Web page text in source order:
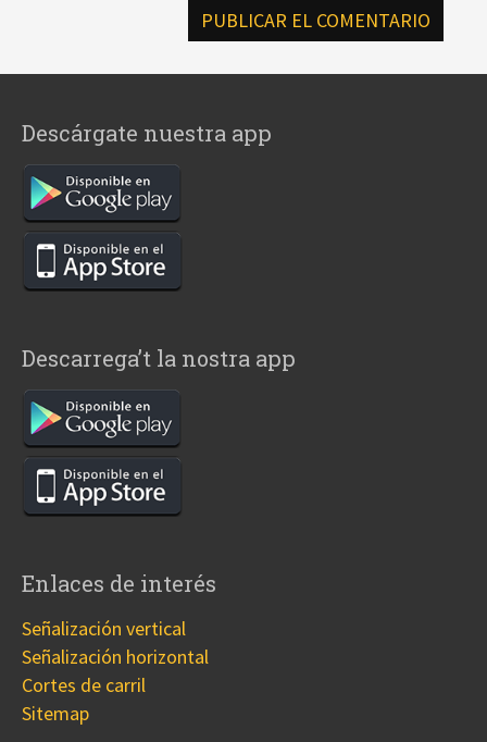
Descárgate nuestra app
Descarrega’t la nostra app
Enlaces de interés
Señalización vertical
Señalización horizontal
Cortes de carril
Sitemap